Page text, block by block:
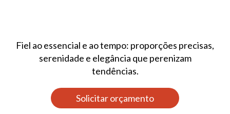
Fiel ao essencial e ao tempo: proporções precisas,
serenidade e elegância que perenizam
tendências.
Solicitar orçamento